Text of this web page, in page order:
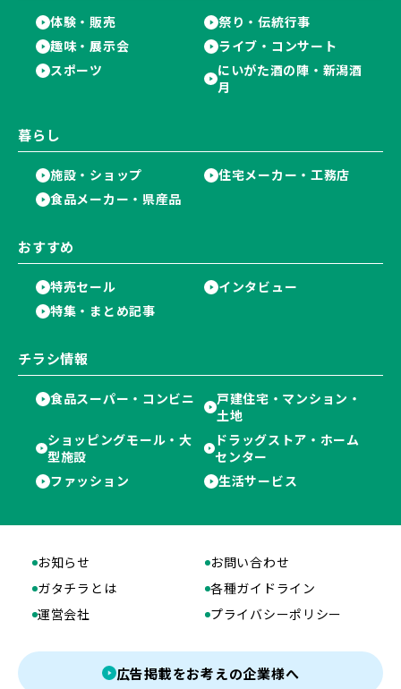
体験・販売
祭り・伝統行事
趣味・展示会
ライブ・コンサート
スポーツ
にいがた酒の陣・新潟酒
月
暮らし
施設・ショップ
住宅メーカー・工務店
食品メーカー・県産品
おすすめ
特売セール
インタビュー
特集・まとめ記事
チラシ情報
食品スーパー・コンビニ
戸建住宅・マンション・
土地
ショッピングモール・大
型施設
ドラッグストア・ホーム
センター
ファッション
生活サービス
お知らせ
お問い合わせ
ガタチラとは
各種ガイドライン
運営会社
プライバシーポリシー
広告掲載をお考えの企業様へ